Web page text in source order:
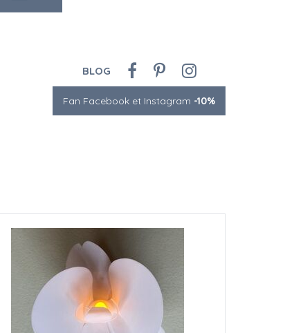
BLOG
Fan Facebook et Instagram -10%